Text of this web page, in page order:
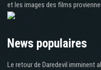
et les images des films
News populaires
Le retour de Daredevil imminent